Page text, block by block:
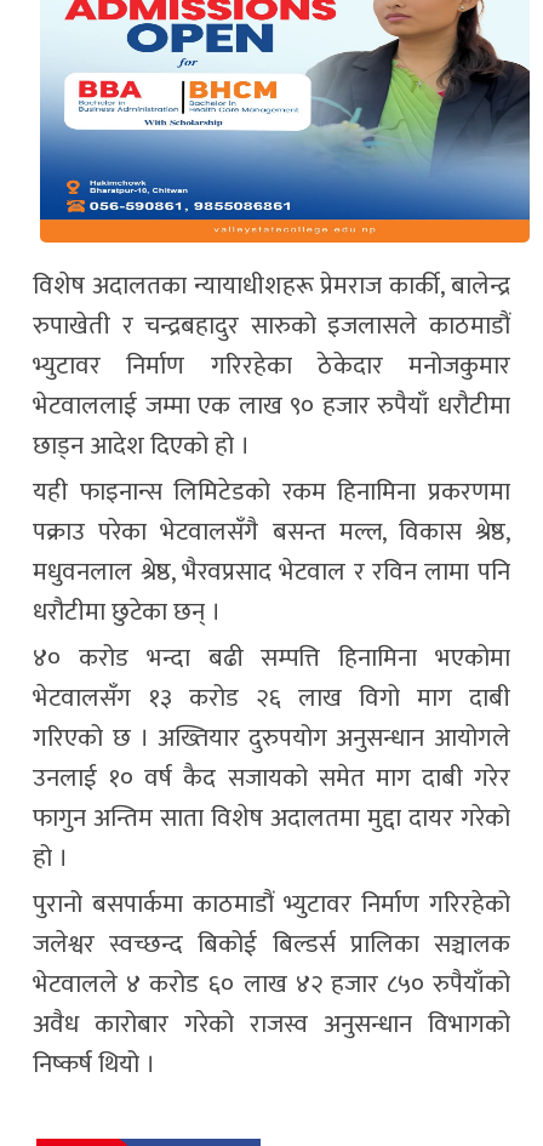
विशेष अदालतका न्यायाधीशहरू प्रेमराज कार्की, बालेन्द्र
रुपाखेती र चन्द्रबहादुर सारुको इजलासले काठमाडौं
भ्युटावर निर्माण गरिरहेका ठेकेदार मनोजकुमार
भेटवाललाई जम्मा एक लाख ९० हजार रुपैयाँ धरौटीमा
छाड्न आदेश दिएको हो ।
यही फाइनान्स लिमिटेडको रकम हिनामिना प्रकरणमा
पक्राउ परेका भेटवालसँगै बसन्त मल्ल, विकास श्रेष्ठ,
मधुवनलाल श्रेष्ठ, भैरवप्रसाद भेटवाल र रविन लामा पनि
धरौटीमा छुटेका छन् ।
४० करोड भन्दा बढी सम्पत्ति हिनामिना भएकोमा
भेटवालसँग १३ करोड २६ लाख विगो माग दाबी
गरिएको छ । अख्तियार दुरुपयोग अनुसन्धान आयोगले
उनलाई १० वर्ष कैद सजायको समेत माग दाबी गरेर
फागुन अन्तिम साता विशेष अदालतमा मुद्दा दायर गरेको
हो ।
पुरानो बसपार्कमा काठमाडौं भ्युटावर निर्माण गरिरहेको
जलेश्वर स्वच्छन्द बिकोई बिल्डर्स प्रालिका सञ्चालक
भेटवालले ४ करोड ६० लाख ४२ हजार ८५० रुपैयाँको
अवैध कारोबार गरेको राजस्व अनुसन्धान विभागको
निष्कर्ष थियो ।